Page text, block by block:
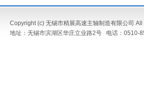
Copyright (c) 无锡市精展高速主轴制造有限公司
地址：无锡市滨湖区华庄立业路2号 电话：